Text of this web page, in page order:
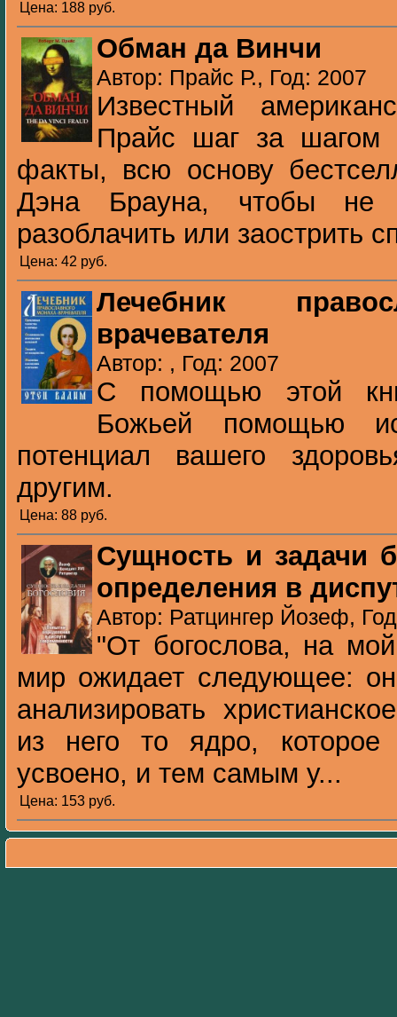
Цена: 188 pуб.
Обман да Винчи
Автор: Прайс Р., Год: 2007
Известный
Прайс шаг за шагом
факты, всю основу
Дэна Брауна, чтобы не
разоблачить или заострить
Цена: 42 pуб.
Лечебник
врачевателя
Автор: , Год: 2007
С помощью этой
Божьей помощью
потенциал вашего
другим.
Цена: 88 pуб.
Сущность и задачи
определения в
Автор: Ратцингер Йозеф,
"От богослова, на
мир ожидает следующее:
анализировать
из него то ядро,
усвоено, и тем самым у...
Цена: 153 pуб.